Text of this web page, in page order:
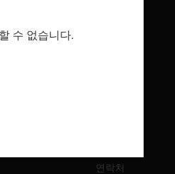
연락처
수 없습니다.